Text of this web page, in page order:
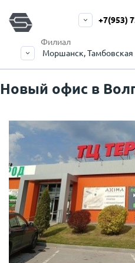
Филиал
Моршанск, Тамбовская
+7(953)
Новый офис в